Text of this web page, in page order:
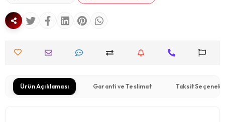
Ürün Açıklaması Garanti ve Teslimat Taksit